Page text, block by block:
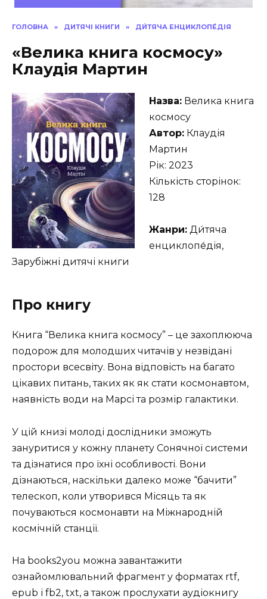
ГОЛОВНА » ДИТЯЧІ КНИГИ » ДИ́ТЯЧА ЕНЦИКЛОПЕ́ДІЯ
«Велика книга космосу»
Клаудія Мартин
Назва: Велика книга
космосу
Автор: Клаудія
Мартин
Рік: 2023
Кількість сторінок:
128
Жанри: Ди́тяча
енциклопе́дія,
Зарубіжні дитячі книги
Про книгу
Книга “Велика книга космосу” – це захоплююча
подорож для молодших читачів у незвідані
простори всесвіту. Вона відповість на багато
цікавих питань, таких як як стати космонавтом,
наявність води на Марсі та розмір галактики.
У цій книзі молоді дослідники зможуть
зануритися у кожну планету Сонячної системи
та дізнатися про їхні особливості. Вони
дізнаються, наскільки далеко може “бачити”
телескоп, коли утворився Місяць та як
почуваються космонавти на Міжнародній
космічній станції.
На books2you можна завантажити
ознайомлювальний фрагмент у форматах rtf,
epub і fb2, txt, а також прослухати аудіокнигу